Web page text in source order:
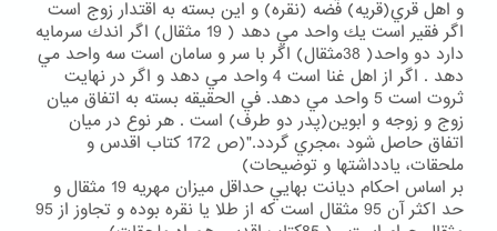
و اهل قري(قريه) فضه (نقره) و اين بسته به اقتدار زوج است
اگر فقير است يك واحد مي دهد ( 19 مثقال) اگر اندك سرمايه
دارد دو واحد( 38مثقال) اگر با سر و سامان است سه واحد مي
دهد . اگر از اهل غنا است 4 واحد مي دهد و اگر در نهايت
ثروت است 5 واحد مي دهد. في الحقيقه بسته به اتفاق ميان
زوج و زوجه و ابوين(پدر دو طرف) است . هر نوع در ميان
اتفاق حاصل شود ،مجري گردد."(ص 172 كتاب اقدس و
ملحقات، يادداشتها و توضيحات)
بر اساس احكام ديانت بهايي حداقل ميزان مهريه 19 مثقال و
حد اكثر آن 95 مثقال است كه از طلا يا نقره بوده و تجاوز از 95